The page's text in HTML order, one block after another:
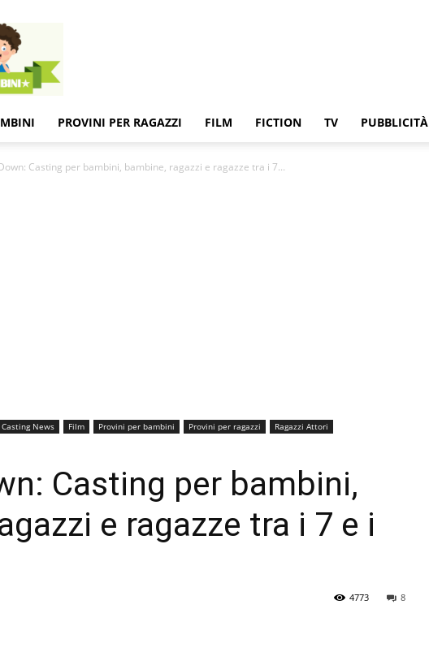
PROVINI PER RAGAZZI FILM FICTION TV PUBBLICITÀ
Casting per bambini, bambine, ragazzi e ragazze tra i 7...
Casting News Film Provini per bambini Provini per ragazzi
Ragazzi Attori
Casting per bambini,
e ragazze tra i 7 e i
8
4773